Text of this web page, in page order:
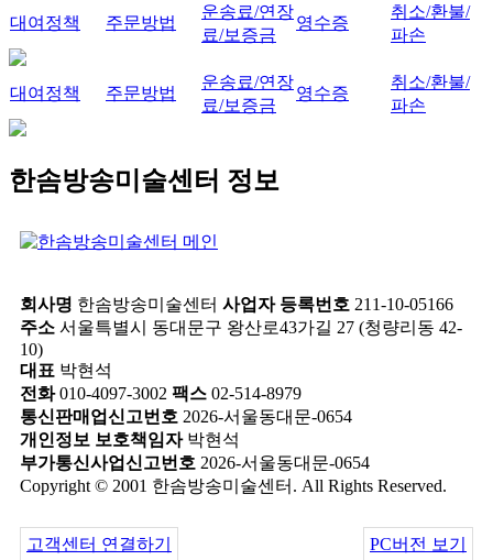
대여정책 주문방법
운송료/연장
료/보증금
영수증
취소/환불/
파손
대여정책 주문방법
운송료/연장
료/보증금
영수증
취소/환불/
파손
한솜방송미술센터 정보
회사명 한솜방송미술센터 사업자 등록번호 211-10-05166
주소 서울특별시 동대문구 왕산로43가길 27 (청량리동 42-
10)
대표 박현석
전화010-4097-3002 팩스 02-514-8979
통신판매업신고번호 2026-서울동대문-0654
개인정보 보호책임자박현석
부가통신사업신고번호 2026-서울동대문-0654
Copyright © 2001 한솜방송미술센터. All Rights Reserved.
고객센터 연결하기
PC버전 보기